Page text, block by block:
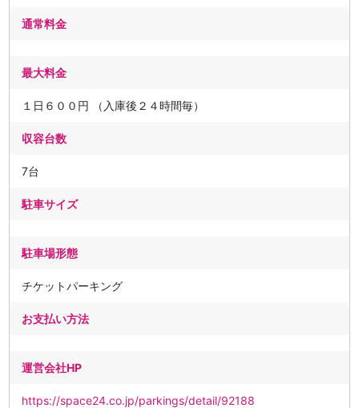
通常料金
最大料金
１日６００円 （入庫後２４時間毎）
収容台数
7台
駐車サイズ
駐車場形態
チケットパーキング
お支払い方法
運営会社HP
https://space24.co.jp/parkings/detail/92188